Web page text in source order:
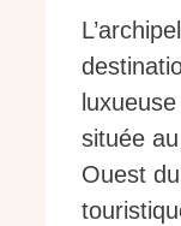
située
Ouest